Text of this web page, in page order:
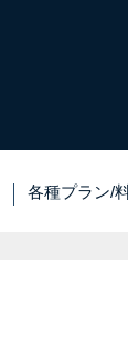
各種プラン/